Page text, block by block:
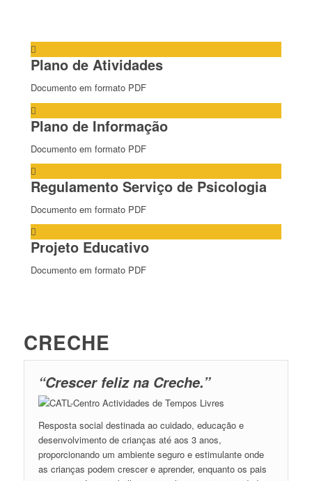
Plano de Atividades
Documento em formato PDF
Plano de Informação
Documento em formato PDF
Regulamento Serviço de Psicologia
Documento em formato PDF
Projeto Educativo
Documento em formato PDF
CRECHE
“Crescer feliz na Creche.”
Resposta social destinada ao cuidado, educação e
desenvolvimento de crianças até aos 3 anos,
proporcionando um ambiente seguro e estimulante onde
as crianças podem crescer e aprender, enquanto os pais